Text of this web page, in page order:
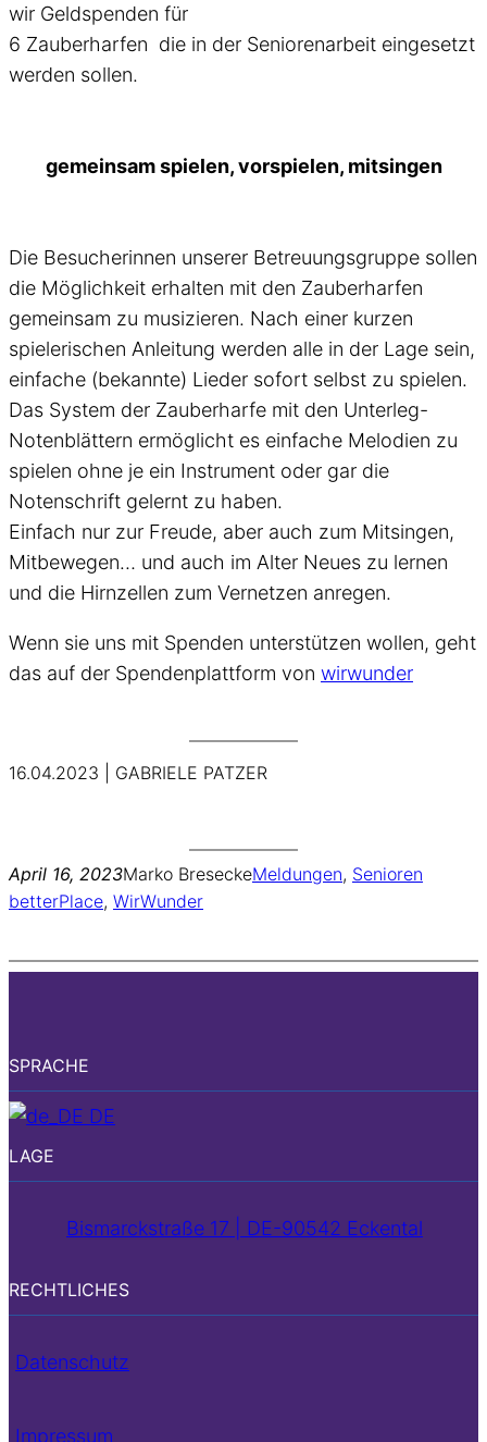
wir Geldspenden für
6 Zauberharfen die in der Seniorenarbeit eingesetzt
werden sollen.
gemeinsam spielen, vorspielen, mitsingen
Die Besucherinnen unserer Betreuungsgruppe sollen
die Möglichkeit erhalten mit den Zauberharfen
gemeinsam zu musizieren. Nach einer kurzen
spielerischen Anleitung werden alle in der Lage sein,
einfache (bekannte) Lieder sofort selbst zu spielen.
Das System der Zauberharfe mit den Unterleg-
Notenblättern ermöglicht es einfache Melodien zu
spielen ohne je ein Instrument oder gar die
Notenschrift gelernt zu haben.
Einfach nur zur Freude, aber auch zum Mitsingen,
Mitbewegen… und auch im Alter Neues zu lernen
und die Hirnzellen zum Vernetzen anregen.
Wenn sie uns mit Spenden unterstützen wollen, geht
das auf der Spendenplattform von wirwunder
16.04.2023 | GABRIELE PATZER
April 16, 2023Marko BreseckeMeldungen, Senioren
betterPlace, WirWunder
SPRACHE
DE
LAGE
Bismarckstraße 17 | DE-90542 Eckental
RECHTLICHES
Datenschutz
Impressum